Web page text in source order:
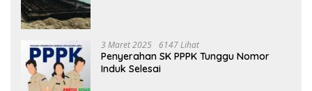
3 Maret 2025 6147 Lihat
Penyerahan SK PPPK Tunggu Nomor
Induk Selesai